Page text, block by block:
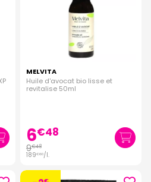
MELVITA
Huile d'avocat bio lisse et
revitalise 50ml
6€48
9€48
189€60/l.